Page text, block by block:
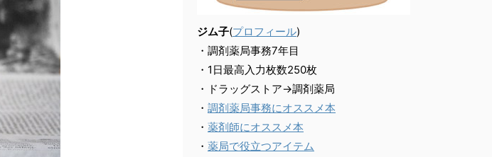
ジム子(プロフィール)
・調剤薬局事務7年目
・1日最高入力枚数250枚
・ドラッグストア→調剤薬局
・ 調剤薬局事務にオススメ本
・ 薬剤師にオススメ本
・ 薬局で役立つアイテム